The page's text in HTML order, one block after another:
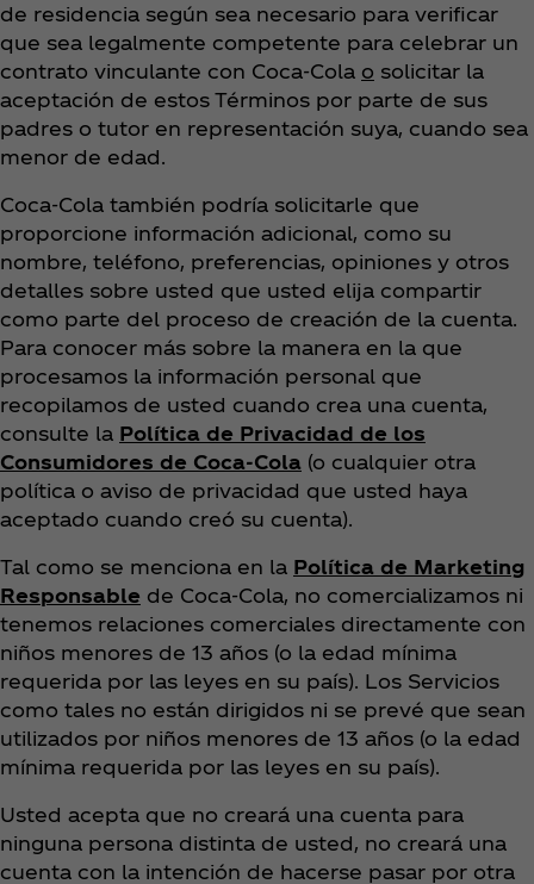
de residencia según sea necesario para verificar
que sea legalmente competente para celebrar un
contrato vinculante con Coca‑Cola o solicitar la
aceptación de estos Términos por parte de sus
padres o tutor en representación suya, cuando sea
menor de edad.
Coca‑Cola también podría solicitarle que
proporcione información adicional, como su
nombre, teléfono, preferencias, opiniones y otros
detalles sobre usted que usted elija compartir
como parte del proceso de creación de la cuenta.
Para conocer más sobre la manera en la que
procesamos la información personal que
recopilamos de usted cuando crea una cuenta,
consulte la Política de Privacidad de los
Consumidores de Coca‑Cola (o cualquier otra
política o aviso de privacidad que usted haya
aceptado cuando creó su cuenta).
Tal como se menciona en la Política de Marketing
Responsable de Coca‑Cola, no comercializamos ni
tenemos relaciones comerciales directamente con
niños menores de 13 años (o la edad mínima
requerida por las leyes en su país). Los Servicios
como tales no están dirigidos ni se prevé que sean
utilizados por niños menores de 13 años (o la edad
mínima requerida por las leyes en su país).
Usted acepta que no creará una cuenta para
ninguna persona distinta de usted, no creará una
cuenta con la intención de hacerse pasar por otra